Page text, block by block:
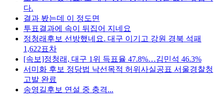
다.
결과 봤는데 이 정도면
투표결과에 속이 뒤집어 지네요
정청래후보 선방했네요. 대구 이기고 강원 경북 석패
1,622표차
[속보]정청래, 대구 1위 득표율 47.8%…김민석 46.3%
서미화 후보 정당법 낙선목적 허위사실공표 서울경찰청
고발 완료
송영길후보 연설 중 충격...